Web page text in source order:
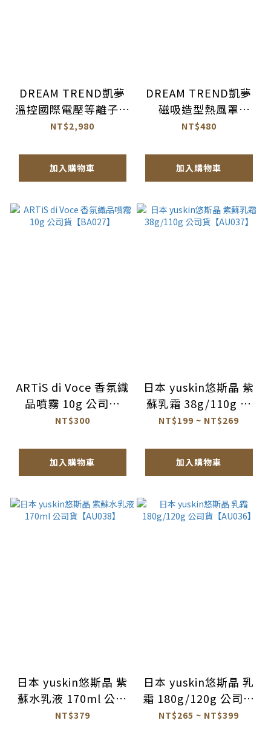
DREAM TREND凱夢
溫控國際電壓等離子吹
風機【AE019】
NT$2,980
加入購物車
DREAM TREND凱夢
磁吸造型熱風罩
【AE020】
NT$480
加入購物車
ARTiS di Voce 香氛織
品噴霧 10g 公司貨
【BA027】
NT$300
加入購物車
日本 yuskin悠斯晶 紫
蘇乳霜 38g/110g 公
司貨【AU037】
NT$199 ~ NT$269
加入購物車
日本 yuskin悠斯晶 紫
蘇水乳液 170ml 公司
貨【AU038】
NT$379
日本 yuskin悠斯晶 乳
霜 180g/120g 公司貨
【AU036】
NT$265 ~ NT$399